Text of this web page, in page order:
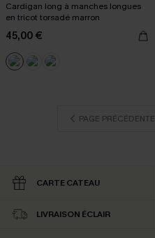
Cardigan long à manches longues
en tricot torsadé marron
45,00 €
PAGE PRÉCÉDENTE
CARTE CATEAU
LIVRAISON ÉCLAIR